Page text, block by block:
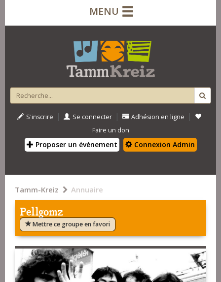
MENU
S'inscrire | Se connecter | Adhésion en ligne |
Faire un don
Proposer un évènement Connexion Admin
Tamm-Kreiz Annuaire
Pellgomz
Mettre ce groupe en favori